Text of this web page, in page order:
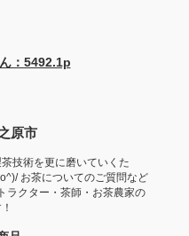
：5492.1p
原市
技術を更に磨いていくた
お茶についてのご質問など
ラクター・茶師・お茶農家の